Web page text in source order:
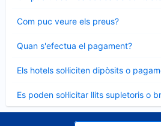
Com puc veure els preus?
tancat
Quan s'efectua el pagament?
tancat
Els hotels sol·liciten dipòsits o
tancat
Es poden sol·licitar llits supletoris o
tancat